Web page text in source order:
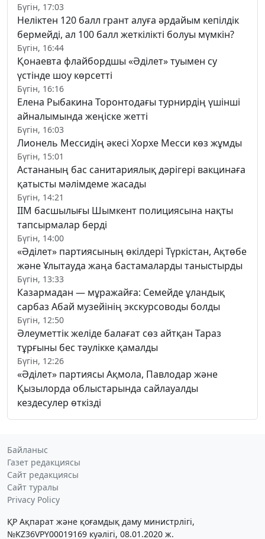
Бүгін, 17:03
Неліктен 120 балл грант алуға әрдайым кепілдік
бермейді, ал 100 балл жеткілікті болуы мүмкін?
Бүгін, 16:44
Қонаевта флайбордшы «Әділет» туымен су
үстінде шоу көрсетті
Бүгін, 16:16
Елена Рыбакина Торонтодағы турнирдің үшінші
айналымында жеңіске жетті
Бүгін, 16:03
Лионель Мессидің әкесі Хорхе Месси көз жұмды
Бүгін, 15:01
Астананың бас санитариялық дәрігері вакцинаға
қатысты мәлімдеме жасады
Бүгін, 14:21
ІІМ басшылығы Шымкент полициясына нақты
тапсырмалар берді
Бүгін, 14:00
«Әділет» партиясының өкілдері Түркістан, Ақтөбе
және Ұлытауда жаңа бастамаларды таныстырды
Бүгін, 13:33
Казармадан — мұражайға: Семейде ұландық
сарбаз Абай музейінің экскурсоводы болды
Бүгін, 12:50
Әлеуметтік желіде балағат сөз айтқан Тараз
тұрғыны бес тәулікке қамалды
Бүгін, 12:26
«Әділет» партиясы Ақмола, Павлодар және
Қызылорда облыстарында сайлауалды
кездесулер өткізді
Байланыс
Газет редакциясы
Сайт редакциясы
Сайт туралы
Privacy Policy
ҚР Ақпарат және қоғамдық даму министрлігі,
№KZ36VPY00019169 куәлігі, 08.01.2020 ж.